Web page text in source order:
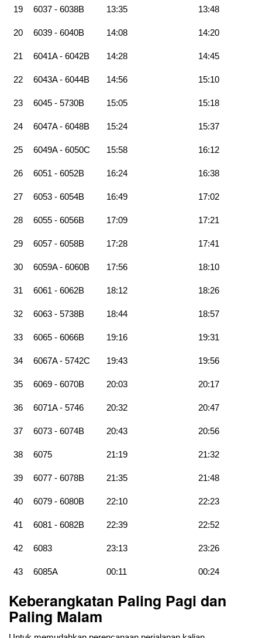
19 6037 - 6038B 13:35 13:48
20 6039 - 6040B 14:08 14:20
21 6041A - 6042B 14:28 14:45
22 6043A - 6044B 14:56 15:10
23 6045 - 5730B 15:05 15:18
24 6047A - 6048B 15:24 15:37
25 6049A - 6050C 15:58 16:12
26 6051 - 6052B 16:24 16:38
27 6053 - 6054B 16:49 17:02
28 6055 - 6056B 17:09 17:21
29 6057 - 6058B 17:28 17:41
30 6059A - 6060B 17:56 18:10
31 6061 - 6062B 18:12 18:26
32 6063 - 5738B 18:44 18:57
33 6065 - 6066B 19:16 19:31
34 6067A - 5742C 19:43 19:56
35 6069 - 6070B 20:03 20:17
36 6071A - 5746 20:32 20:47
37 6073 - 6074B 20:43 20:56
38 6075 21:19 21:32
39 6077 - 6078B 21:35 21:48
40 6079 - 6080B 22:10 22:23
41 6081 - 6082B 22:39 22:52
42 6083 23:13 23:26
43 6085A 00:11 00:24
Keberangkatan Paling Pagi dan
Paling Malam